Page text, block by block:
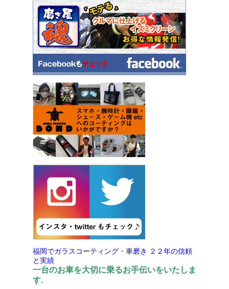
福岡でガラスコーティング・車磨き
２２年の信頼
と実績
一台のお車を大切に乗るお手伝いをいたしま
す.